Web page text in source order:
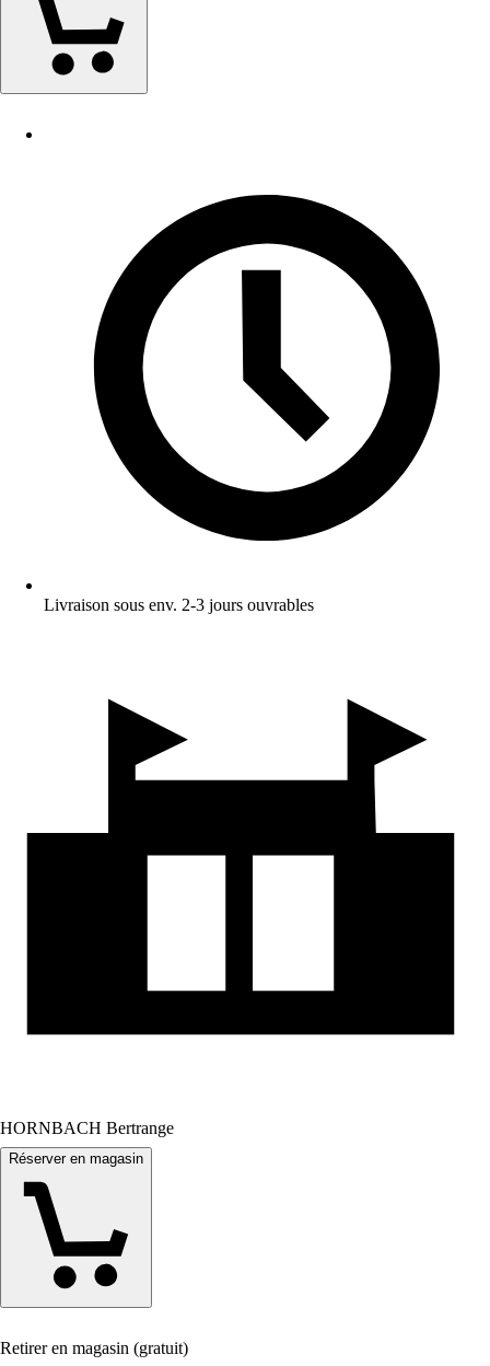
Livraison sous env. 2-3 jours ouvrables
HORNBACH Bertrange
Réserver en magasin
Retirer en magasin (gratuit)